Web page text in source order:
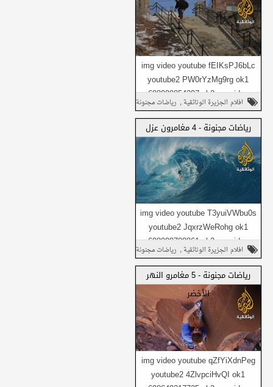
شارك في واتساب
شارك هذا مع
أصدقائك
شارك على فيسبوك
شارك على تويتر
شارك في واتساب
img video youtube fEIKsPJ6bLc
youtube2 PW0rYzMg9rg ok1
698909854397 ok2 no_video
Daily1 no_video Daily...
افلام الجزيرة الوثائقية , رياضات مجنونة
,وثائقي
شارك هذا مع
أصدقائك
شارك على فيسبوك
شارك على تويتر
شارك في واتساب
رياضات مجنونة - 4 مغامرون عزل
img video youtube T3yuiVWbu0s
youtube2 JqxrzWeRohg ok1
698909788861 ok2 no_video
Daily1 no_video Daily...
افلام الجزيرة الوثائقية , رياضات مجنونة
,وثائقي
شارك هذا مع
أصدقائك
رياضات مجنونة - 5 مغامرو النهر
الأخضر
img video youtube qZfYiXdnPeg
youtube2 4ZlvpciHvQI ok1